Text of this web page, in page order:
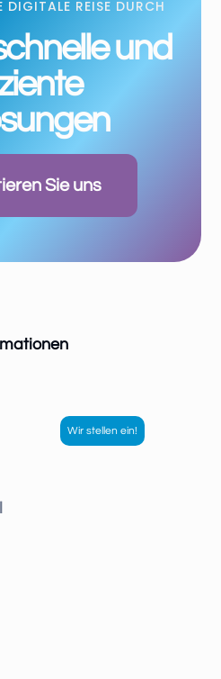
DIGITALE REISE DURCH
und
Sie uns